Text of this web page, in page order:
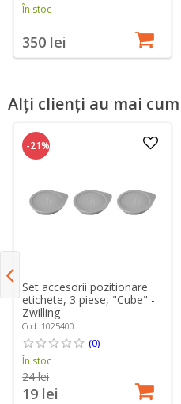
În stoc
350 lei
Alți clienți au mai
-21%
Set accesorii pozitionare
etichete, 3 piese, "Cube" -
Zwilling
Cod: 1025400
(0)
În stoc
24 lei
19 lei